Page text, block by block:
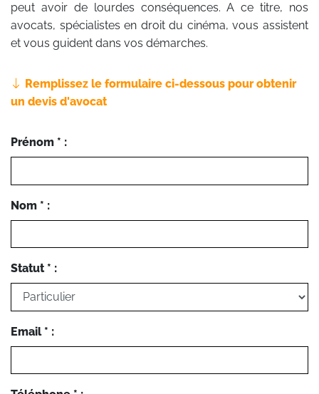
peut avoir de lourdes conséquences. A ce titre, nos
avocats, spécialistes en droit du cinéma, vous assistent
et vous guident dans vos démarches.
Remplissez le formulaire ci-dessous pour obtenir
un devis d'avocat
Prénom * :
Nom * :
Statut * :
Email * :